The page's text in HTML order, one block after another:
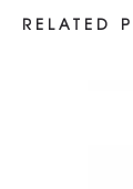
RELATED